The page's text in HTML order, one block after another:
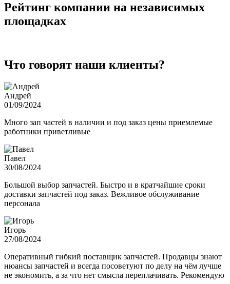
Рейтинг компании на независимых
площадках
Что говорят наши клиенты?
Андрей
01/09/2024
Много зап частей в наличии и под заказ цены приемлемые
работники приветливые
Павел
30/08/2024
Большой выбор запчастей. Быстро и в кратчайшие сроки
доставки запчастей под заказ. Вежливое обслуживание
персонала
Игорь
27/08/2024
Оперативный гибкий поставщик запчастей. Продавцы знают
нюансы запчастей и всегда посоветуют по делу на чём лучше
не экономить, а за что нет смысла переплачивать. Рекомендую